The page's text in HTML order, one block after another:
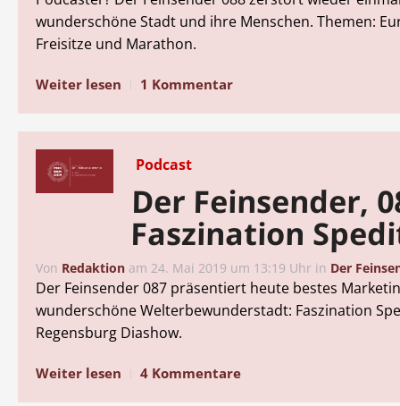
wunderschöne Stadt und ihre Menschen. Themen:
Freisitze und Marathon.
Weiter lesen 1 Kommentar
Podcast
Der Feinsender,
Faszination
Von Redaktion am 24. Mai 2019 um 13:19 Uhr in Der
Der Feinsender 087 präsentiert heute bestes
wunderschöne Welterbewunderstadt: Faszination
Regensburg Diashow.
Weiter lesen 4 Kommentare